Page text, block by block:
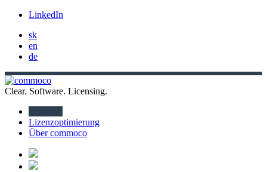
LinkedIn
sk
en
de
Clear. Software. Licensing.
Lizenzoptimierung
Über commoco